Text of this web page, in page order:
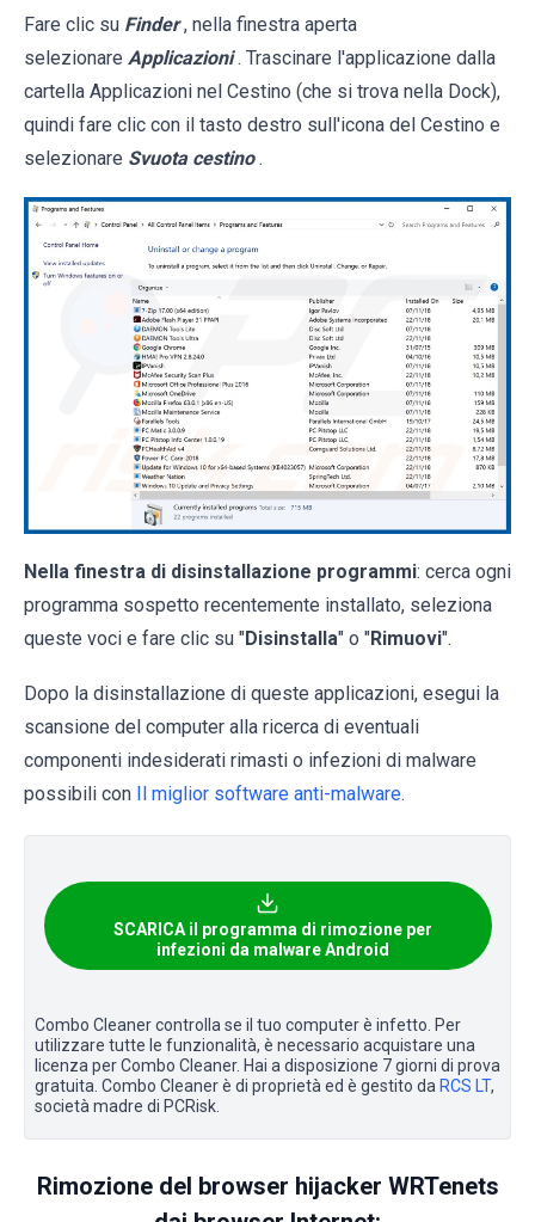
Fare clic su Finder , nella finestra aperta
selezionare Applicazioni . Trascinare l'applicazione dalla
cartella Applicazioni nel Cestino (che si trova nella Dock),
quindi fare clic con il tasto destro sull'icona del Cestino e
selezionare Svuota cestino .
Nella finestra di disinstallazione programmi: cerca ogni
programma sospetto recentemente installato, seleziona
queste voci e fare clic su "Disinstalla" o "Rimuovi".
Dopo la disinstallazione di queste applicazioni, esegui la
scansione del computer alla ricerca di eventuali
componenti indesiderati rimasti o infezioni di malware
possibili con
Il miglior software anti-malware.
SCARICA il programma di rimozione per
infezioni da malware Android
Combo Cleaner controlla se il tuo computer è infetto. Per
utilizzare tutte le funzionalità, è necessario acquistare una
licenza per Combo Cleaner. Hai a disposizione 7 giorni di prova
gratuita. Combo Cleaner è di proprietà ed è gestito da RCS LT,
società madre di PCRisk.
Rimozione del browser hijacker WRTenets